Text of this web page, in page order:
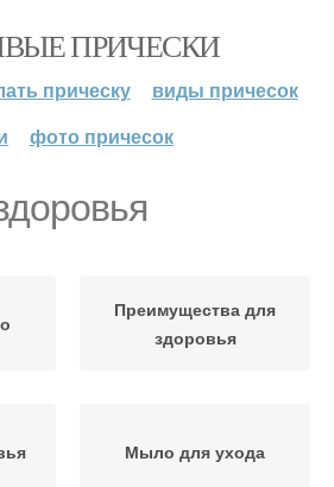
ПРИЧЕСКИ
прическу
виды причесок
фото причесок
Преимущества для
здоровья
Мыло для ухода